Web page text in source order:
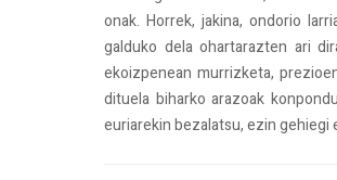
onak. Horrek, jakina, ondorio
galduko dela ohartarazten ari
ekoizpenean murrizketa,
dituela biharko arazoak
euriarekin bezalatsu, ezin gehiegi